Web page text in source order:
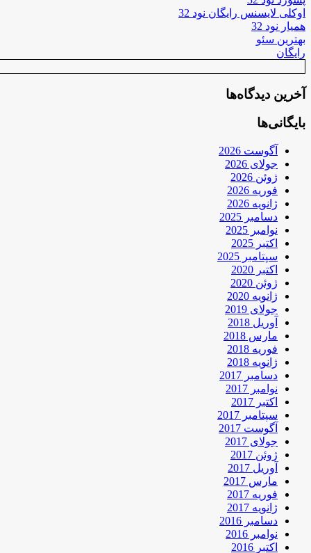
اوکلی لایسنس رایگان نود 32
همیار نود 32
بهترین سئو
رایگان
آخرین دیدگاه‌ها
بایگانی‌ها
آگوست 2026
جولای 2026
ژوئن 2026
فوریه 2026
ژانویه 2026
دسامبر 2025
نوامبر 2025
اکتبر 2025
سپتامبر 2025
اکتبر 2020
ژوئن 2020
ژانویه 2020
جولای 2019
آوریل 2018
مارس 2018
فوریه 2018
ژانویه 2018
دسامبر 2017
نوامبر 2017
اکتبر 2017
سپتامبر 2017
آگوست 2017
جولای 2017
ژوئن 2017
آوریل 2017
مارس 2017
فوریه 2017
ژانویه 2017
دسامبر 2016
نوامبر 2016
اکتبر 2016